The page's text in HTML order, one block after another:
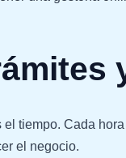
tiempo. Cada
el negocio.